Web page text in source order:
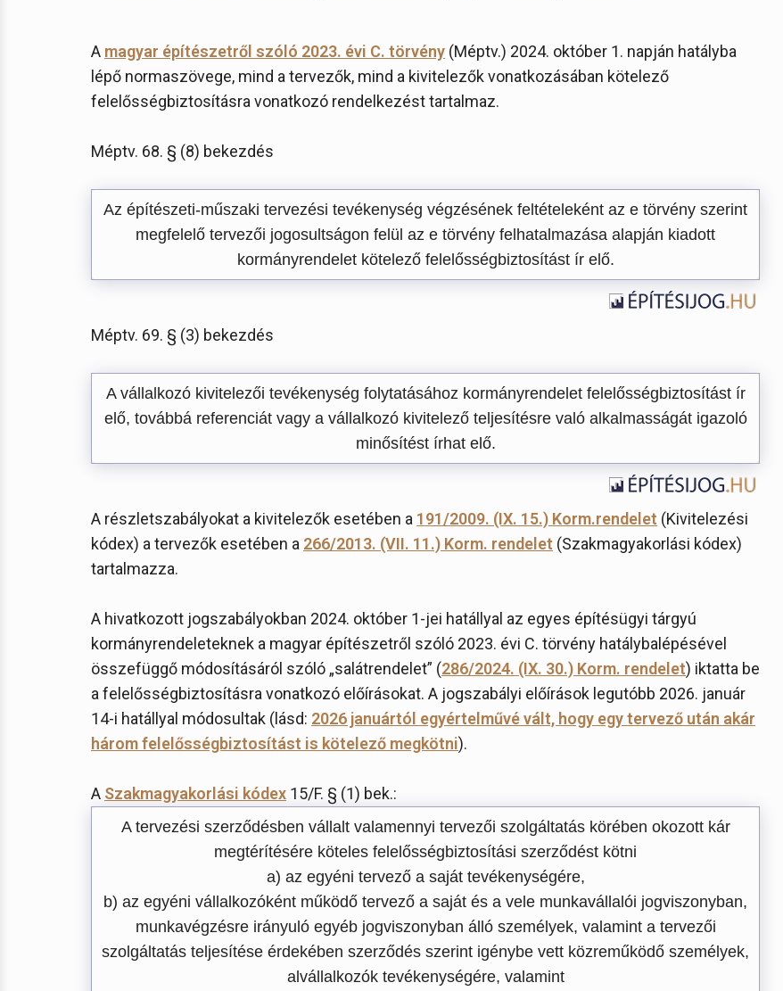
A magyar építészetről szóló 2023. évi C. törvény (Méptv.) 2024. október 1. napján hatályba
lépő normaszövege, mind a tervezők, mind a kivitelezők vonatkozásában kötelező
felelősségbiztosításra vonatkozó rendelkezést tartalmaz.
Méptv. 68. § (8) bekezdés
Az építészeti-műszaki tervezési tevékenység végzésének feltételeként az e törvény szerint
megfelelő tervezői jogosultságon felül az e törvény felhatalmazása alapján kiadott
kormányrendelet kötelező felelősségbiztosítást ír elő.
Méptv. 69. § (3) bekezdés
A vállalkozó kivitelezői tevékenység folytatásához kormányrendelet felelősségbiztosítást ír
elő, továbbá referenciát vagy a vállalkozó kivitelező teljesítésre való alkalmasságát igazoló
minősítést írhat elő.
A részletszabályokat a kivitelezők esetében a 191/2009. (IX. 15.) Korm.rendelet (Kivitelezési
kódex) a tervezők esetében a 266/2013. (VII. 11.) Korm. rendelet (Szakmagyakorlási kódex)
tartalmazza.
A hivatkozott jogszabályokban 2024. október 1-jei hatállyal az egyes építésügyi tárgyú
kormányrendeleteknek a magyar építészetről szóló 2023. évi C. törvény hatálybalépésével
összefüggő módosításáról szóló „salátrendelet” (286/2024. (IX. 30.) Korm. rendelet) iktatta be
a felelősségbiztosításra vonatkozó előírásokat. A jogszabályi előírások legutóbb 2026. január
14-i hatállyal módosultak (lásd: 2026 januártól egyértelművé vált, hogy egy tervező után akár
három felelősségbiztosítást is kötelező megkötni).
A Szakmagyakorlási kódex 15/F. § (1) bek.:
A tervezési szerződésben vállalt valamennyi tervezői szolgáltatás körében okozott kár
megtérítésére köteles felelősségbiztosítási szerződést kötni
a) az egyéni tervező a saját tevékenységére,
b) az egyéni vállalkozóként működő tervező a saját és a vele munkavállalói jogviszonyban,
munkavégzésre irányuló egyéb jogviszonyban álló személyek, valamint a tervezői
szolgáltatás teljesítése érdekében szerződés szerint igénybe vett közreműködő személyek,
alvállalkozók tevékenységére, valamint